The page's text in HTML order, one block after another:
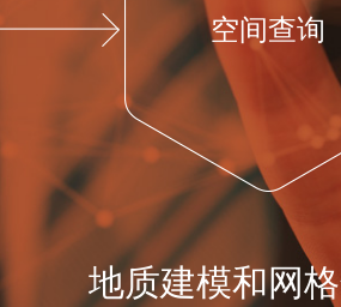
空间查询
地质建模和网